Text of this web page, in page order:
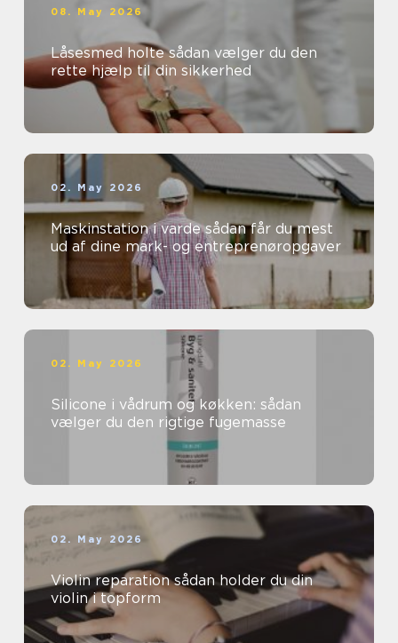
08. May 2026
Låsesmed holte sådan vælger du den
rette hjælp til din sikkerhed
02. May 2026
Maskinstation i varde sådan får du mest
ud af dine mark- og entreprenøropgaver
02. May 2026
Silicone i vådrum og køkken: sådan
vælger du den rigtige fugemasse
02. May 2026
Violin reparation sådan holder du din
violin i topform